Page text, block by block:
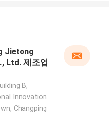
Jietong
Ltd. 제조업
B,
Innovation
Changping